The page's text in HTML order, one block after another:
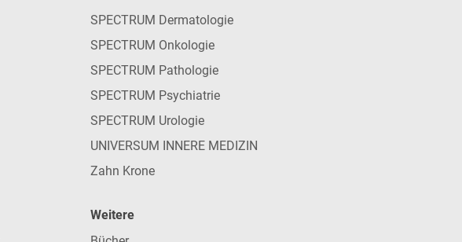
SPECTRUM Dermatologie
SPECTRUM Onkologie
SPECTRUM Pathologie
SPECTRUM Psychiatrie
SPECTRUM Urologie
UNIVERSUM INNERE MEDIZIN
Zahn Krone
Weitere